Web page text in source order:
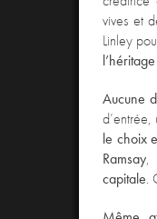
vives et
Linley
Aucune
le choix
Ramsay,
capitale.